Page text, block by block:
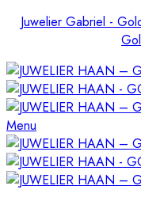
Juwelier Gabriel -
Menu